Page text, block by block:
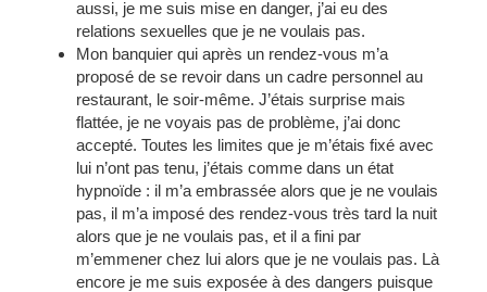
aussi, je me suis mise en danger, j’ai eu des
relations sexuelles que je ne voulais pas.
Mon banquier qui après un rendez-vous m’a
proposé de se revoir dans un cadre personnel au
restaurant, le soir-même. J’étais surprise mais
flattée, je ne voyais pas de problème, j’ai donc
accepté. Toutes les limites que je m’étais fixé avec
lui n’ont pas tenu, j’étais comme dans un état
hypnoïde : il m’a embrassée alors que je ne voulais
pas, il m’a imposé des rendez-vous très tard la nuit
alors que je ne voulais pas, et il a fini par
m’emmener chez lui alors que je ne voulais pas. Là
encore je me suis exposée à des dangers puisque